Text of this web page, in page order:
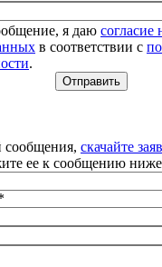
я даю согласие
в соответствии с
.
сообщения, скачайте
ее к сообщению